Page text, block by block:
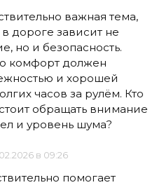
важная тема,
дороге зависит не
но и безопасность.
комфорт должен
и хорошей
часов за рулём. Кто
обращать внимание
и уровень шума?
в 09:26
помогает